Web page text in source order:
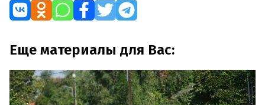
Еще материалы для Вас: